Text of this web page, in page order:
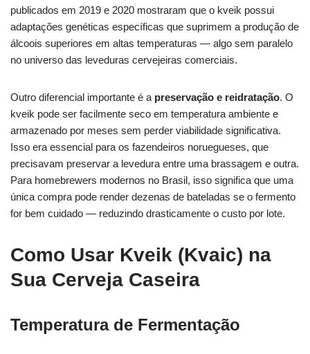
publicados em 2019 e 2020 mostraram que o kveik possui
adaptações genéticas específicas que suprimem a produção de
álcoois superiores em altas temperaturas — algo sem paralelo
no universo das leveduras cervejeiras comerciais.
Outro diferencial importante é a preservação e reidratação. O
kveik pode ser facilmente seco em temperatura ambiente e
armazenado por meses sem perder viabilidade significativa.
Isso era essencial para os fazendeiros noruegueses, que
precisavam preservar a levedura entre uma brassagem e outra.
Para homebrewers modernos no Brasil, isso significa que uma
única compra pode render dezenas de bateladas se o fermento
for bem cuidado — reduzindo drasticamente o custo por lote.
Como Usar Kveik (Kvaic) na
Sua Cerveja Caseira
Temperatura de Fermentação